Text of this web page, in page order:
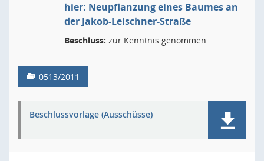
hier: Neupflanzung eines Baumes an
der Jakob-Leischner-Straße
Beschluss: zur Kenntnis genommen
0513/2011
Beschlussvorlage (Ausschüsse)